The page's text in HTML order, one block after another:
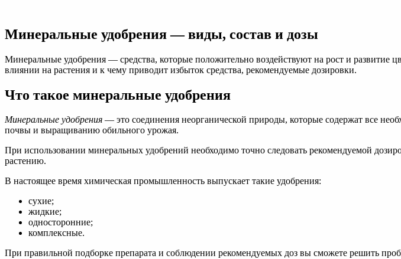
виды,
и
дозы
садоводам
огородникам
Минеральные удобрения — виды, состав и дозы
Минеральные удобрения — средства, которые положительно воздействуют на рост и развитие
влиянии на растения и к чему приводит избыток средства, рекомендуемые дозировки.
Что такое минеральные удобрения
Минеральные удобрения — это соединения неорганической природы, которые содержат все
почвы и выращиванию обильного урожая.
При использовании минеральных удобрений необходимо точно следовать рекомендуемой
растению.
В настоящее время химическая промышленность выпускает такие удобрения:
сухие;
жидкие;
односторонние;
комплексные.
При правильной подборке препарата и соблюдении рекомендуемых доз вы сможете решить